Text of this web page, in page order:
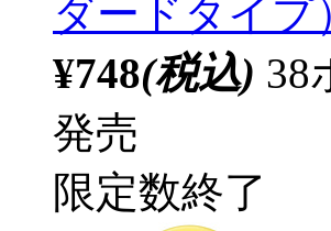
ダードタイプ
¥748(税込) 38
発売
限定数終了